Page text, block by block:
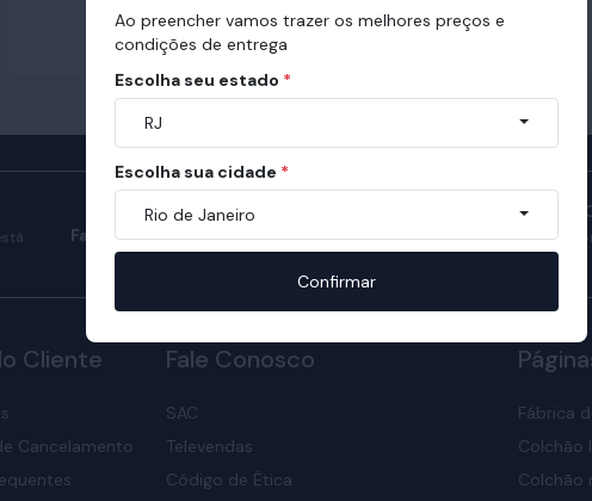
Fale com consultores
Manual do Sono
Confira como ter
nosso manual.
Cliente
Cancelamento
Fale Conosco
SAC
Televendas
Código de Ética
Fábrica
Colchão
Colchão
Ao preencher vamos trazer os melhores preços e
condições de entrega
Escolha seu estado *
RJ
Escolha sua cidade *
Rio de Janeiro
Confirmar